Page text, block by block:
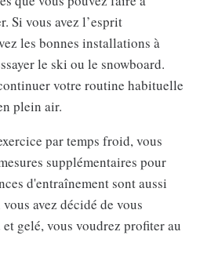
Si vous avez l’esprit
les bonnes installations à
le ski ou le snowboard.
votre routine habituelle
plein air.
par temps froid, vous
supplémentaires pour
d'entraînement sont aussi
avez décidé de vous
gelé, vous voudrez profiter au